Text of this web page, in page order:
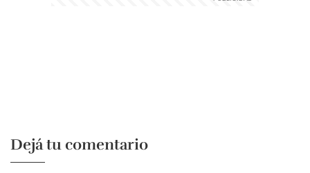
Dejá tu comentario